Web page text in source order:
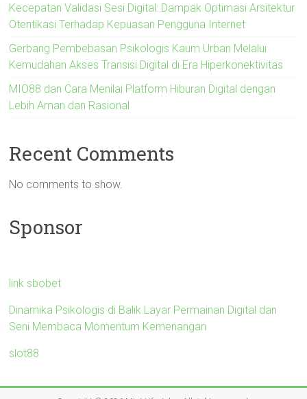
Kecepatan Validasi Sesi Digital: Dampak Optimasi Arsitektur
Otentikasi Terhadap Kepuasan Pengguna Internet
Gerbang Pembebasan Psikologis Kaum Urban Melalui
Kemudahan Akses Transisi Digital di Era Hiperkonektivitas
MIO88 dan Cara Menilai Platform Hiburan Digital dengan
Lebih Aman dan Rasional
Recent Comments
No comments to show.
Sponsor
link sbobet
Dinamika Psikologis di Balik Layar Permainan Digital dan
Seni Membaca Momentum Kemenangan
slot88